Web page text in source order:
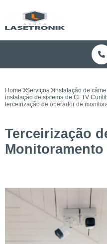
Home Serviços
instalação de
instalação de sistema de CFTV
terceirização de operador de
Terceirização